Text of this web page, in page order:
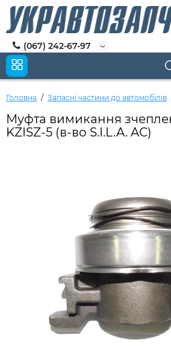
(067) 242-67-97
Головна Запасні частини до автомобілів
Муфта вимикання
KZISZ-5 (в-во S.I.L.A. AC)